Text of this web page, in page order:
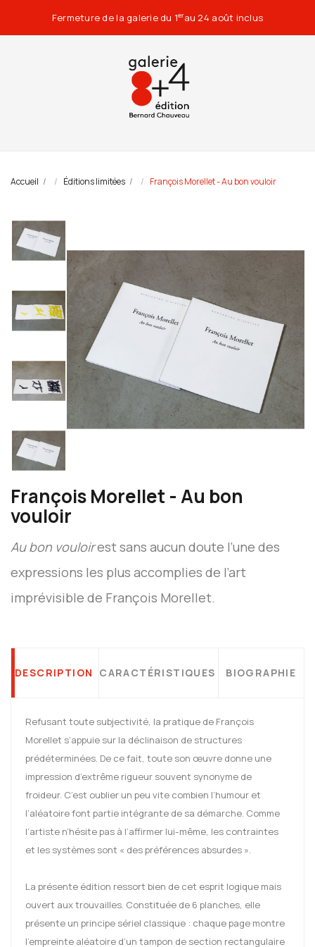
Fermeture de la galerie du 1erau 24 août inclus
Accueil Éditions limitées François Morellet - Au bon vouloir
François Morellet - Au bon
vouloir
Au bon vouloirest sans aucun doute l’une des
expressions les plus accomplies de l’art
imprévisible de François Morellet.
DESCRIPTION CARACTÉRISTIQUES BIOGRAPHIE
Refusant toute subjectivité, la pratique de François
Morellet s’appuie sur la déclinaison de structures
prédéterminées. De ce fait, toute son œuvre donne une
impression d’extrême rigueur souvent synonyme de
froideur. C’est oublier un peu vite combien l’humour et
l’aléatoire font partie intégrante de sa démarche. Comme
l’artiste n’hésite pas à l’affirmer lui-même, les contraintes
et les systèmes sont « des préférences absurdes ».
La présente édition ressort bien de cet esprit logique mais
ouvert aux trouvailles. Constituée de 6 planches, elle
présente un principe sériel classique : chaque page montre
l’empreinte aléatoire d’un tampon de section rectangulaire